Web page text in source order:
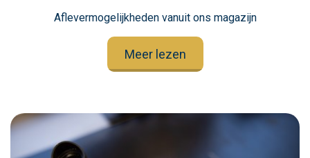
Aflevermogelijkheden vanuit ons magazijn
Meer lezen